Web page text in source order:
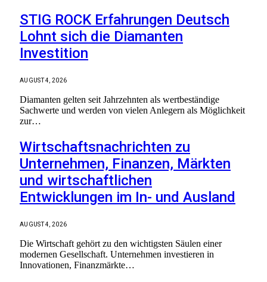
STIG ROCK Erfahrungen Deutsch
Lohnt sich die Diamanten
Investition
AUGUST 4, 2026
Diamanten gelten seit Jahrzehnten als wertbeständige
Sachwerte und werden von vielen Anlegern als Möglichkeit
zur…
Wirtschaftsnachrichten zu
Unternehmen, Finanzen, Märkten
und wirtschaftlichen
Entwicklungen im In- und Ausland
AUGUST 4, 2026
Die Wirtschaft gehört zu den wichtigsten Säulen einer
modernen Gesellschaft. Unternehmen investieren in
Innovationen, Finanzmärkte…